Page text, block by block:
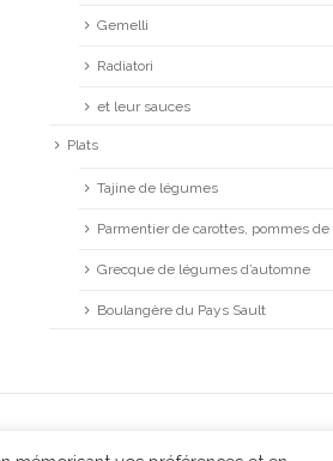
Gemelli
Radiatori
et leur sauces
Plats
Tajine de légumes
Parmentier de carottes, pommes
Grecque de légumes d’automne
Boulangère du Pays Sault